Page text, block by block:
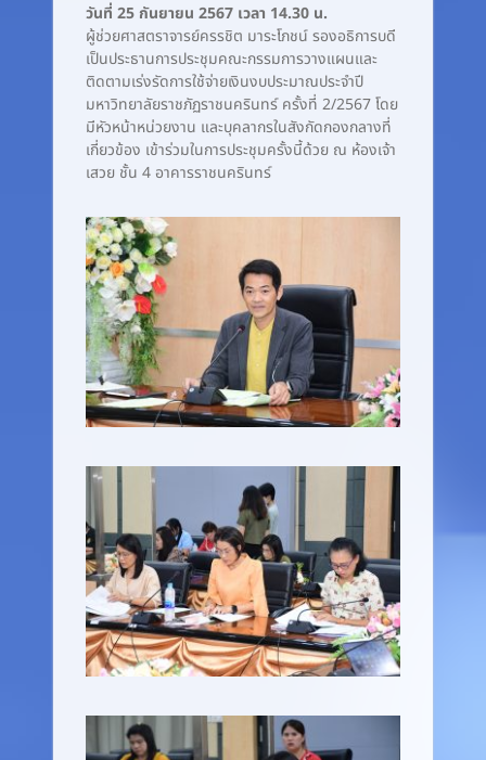
วันที่ 25 กันยายน 2567 เวลา 14.30 น.
ผู้ช่วยศาสตราจารย์ครรชิต มาระโภชน์ รองอธิการบดี
เป็นประธานการประชุมคณะกรรมการวางแผนและ
ติดตามเร่งรัดการใช้จ่ายเงินงบประมาณประจำปี
มหาวิทยาลัยราชภัฏราชนครินทร์ ครั้งที่ 2/2567 โดย
มีหัวหน้าหน่วยงาน และบุคลากรในสังกัดกองกลางที่
เกี่ยวข้อง เข้าร่วมในการประชุมครั้งนี้ด้วย ณ ห้องเจ้า
เสวย ชั้น 4 อาคารราชนครินทร์